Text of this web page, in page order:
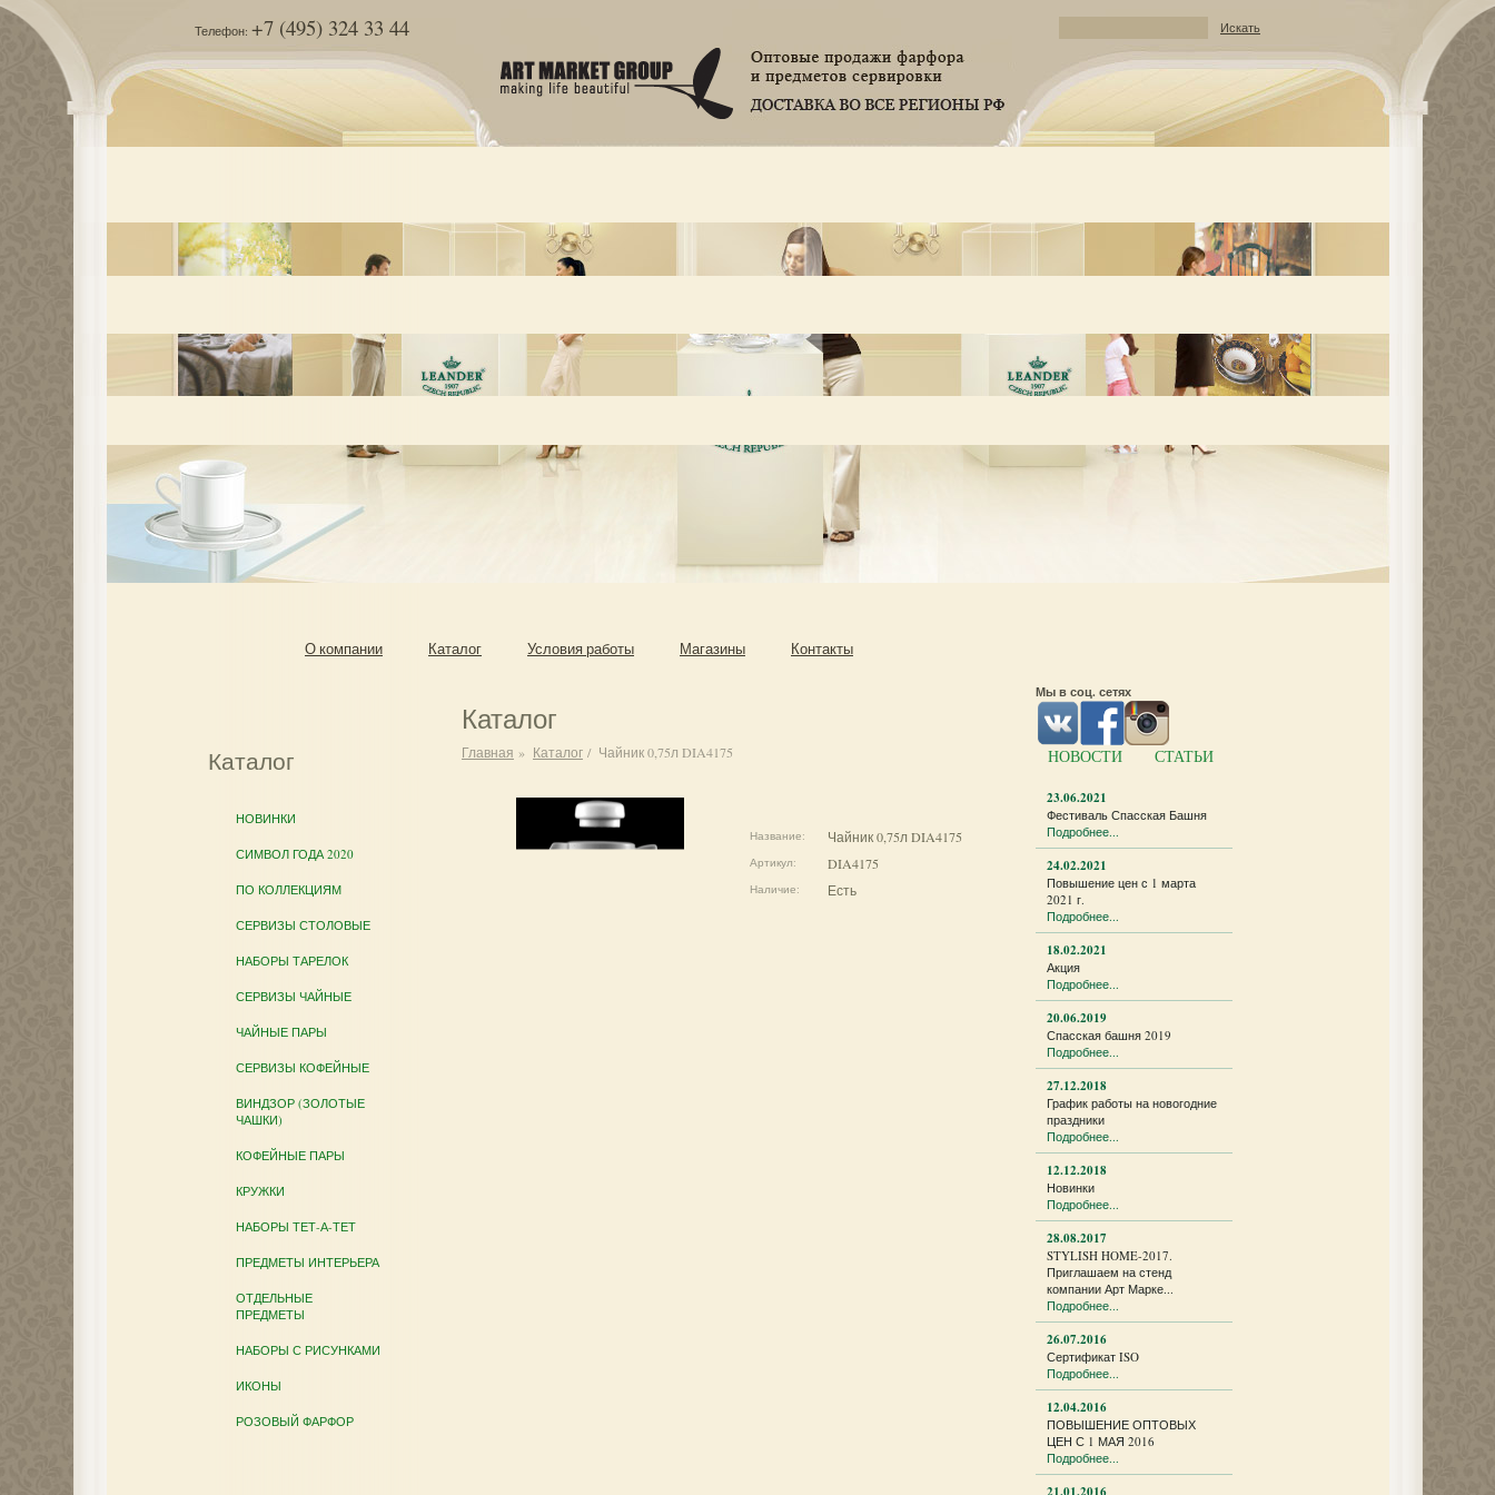
Телефон: +7 (495) 324 33 44 Искать
О компании Каталог Условия работы Магазины Контакты
Каталог
НОВИНКИ
СИМВОЛ ГОДА 2020
ПО КОЛЛЕКЦИЯМ
СЕРВИЗЫ СТОЛОВЫЕ
НАБОРЫ ТАРЕЛОК
СЕРВИЗЫ ЧАЙНЫЕ
ЧАЙНЫЕ ПАРЫ
СЕРВИЗЫ КОФЕЙНЫЕ
ВИНДЗОР (ЗОЛОТЫЕ
ЧАШКИ)
КОФЕЙНЫЕ ПАРЫ
КРУЖКИ
НАБОРЫ ТЕТ-А-ТЕТ
ПРЕДМЕТЫ ИНТЕРЬЕРА
ОТДЕЛЬНЫЕ
ПРЕДМЕТЫ
НАБОРЫ С РИСУНКАМИ
ИКОНЫ
РОЗОВЫЙ ФАРФОР
Каталог
Главная » Каталог / Чайник 0,75л DIA4175
Название: Чайник 0,75л DIA4175
Артикул: DIA4175
Наличие: Есть
Мы в соц. сетях
НОВОСТИ
23.06.2021
Фестиваль Спасская Башня
Подробнее...
24.02.2021
Повышение цен с 1 марта
2021 г.
Подробнее...
18.02.2021
Акция
Подробнее...
20.06.2019
Спасская башня 2019
Подробнее...
27.12.2018
График работы на новогодние
праздники
Подробнее...
12.12.2018
Новинки
Подробнее...
28.08.2017
STYLISH HOME-2017.
Приглашаем на стенд
компании Арт Марке...
Подробнее...
26.07.2016
Сертификат ISO
Подробнее...
12.04.2016
ПОВЫШЕНИЕ ОПТОВЫХ
ЦЕН С 1 МАЯ 2016
Подробнее...
СТАТЬИ